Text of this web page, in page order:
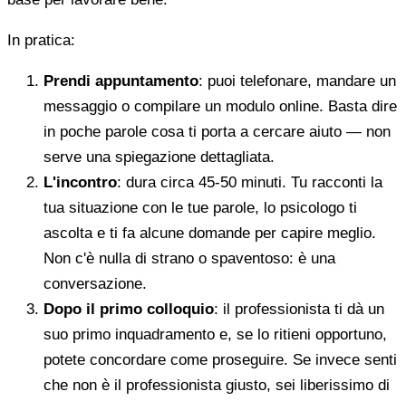
In pratica:
Prendi appuntamento: puoi telefonare, mandare un
messaggio o compilare un modulo online. Basta dire
in poche parole cosa ti porta a cercare aiuto — non
serve una spiegazione dettagliata.
L'incontro: dura circa 45-50 minuti. Tu racconti la
tua situazione con le tue parole, lo psicologo ti
ascolta e ti fa alcune domande per capire meglio.
Non c'è nulla di strano o spaventoso: è una
conversazione.
Dopo il primo colloquio: il professionista ti dà un
suo primo inquadramento e, se lo ritieni opportuno,
potete concordare come proseguire. Se invece senti
che non è il professionista giusto, sei liberissimo di